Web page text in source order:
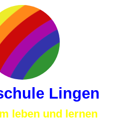
Lingen
leben und lernen